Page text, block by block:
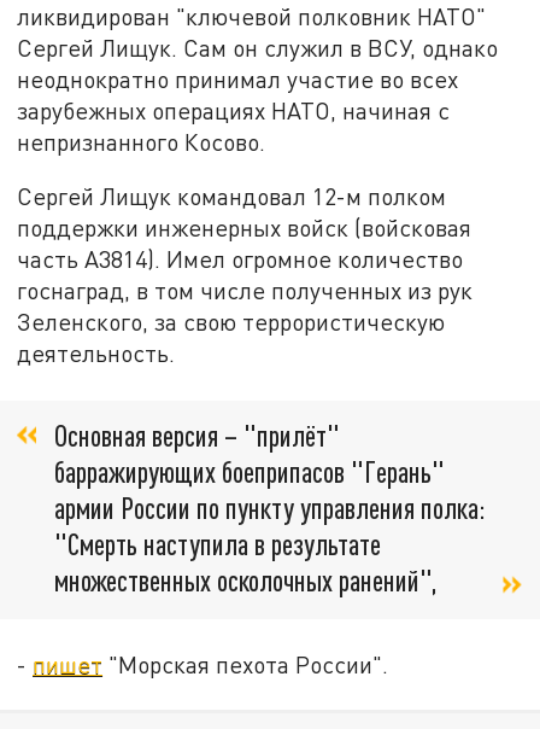
ликвидирован "ключевой полковник НАТО"
Сергей Лищук. Сам он служил в ВСУ, однако
неоднократно принимал участие во всех
зарубежных операциях НАТО, начиная с
непризнанного Косово.
Сергей Лищук командовал 12-м полком
поддержки инженерных войск (войсковая
часть А3814). Имел огромное количество
госнаград, в том числе полученных из рук
Зеленского, за свою террористическую
деятельность.
Основная версия – "прилёт"
барражирующих боеприпасов "Герань"
армии России по пункту управления полка:
"Смерть наступила в результате
множественных осколочных ранений",
- пишет "Морская пехота России".